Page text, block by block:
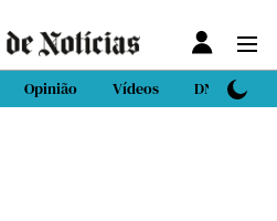
Opinião Vídeos DN Sport